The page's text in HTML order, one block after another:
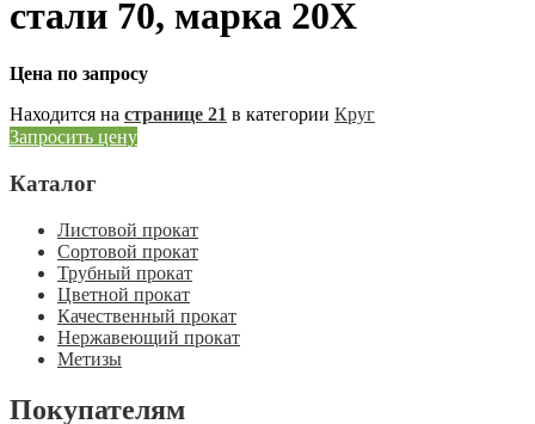
стали 70, марка 20Х
Цена по запросу
Находится на странице 21 в категории Круг
Запросить цену
Каталог
Листовой прокат
Сортовой прокат
Трубный прокат
Цветной прокат
Качественный прокат
Нержавеющий прокат
Метизы
Покупателям